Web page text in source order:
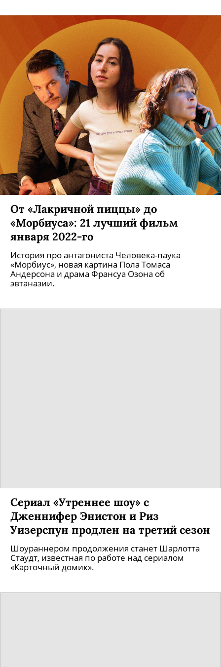
От «Лакричной пиццы» до
«Морбиуса»: 21 лучший фильм
января 2022-го
История про антагониста Человека-паука
«Морбиус», новая картина Пола Томаса
Андерсона и драма Франсуа Озона об
эвтаназии.
Сериал «Утреннее шоу» с
Дженнифер Энистон и Риз
Уизерспун продлен на третий сезон
Шоураннером продолжения станет Шарлотта
Стаудт, известная по работе над сериалом
«Карточный домик».